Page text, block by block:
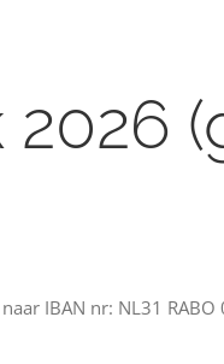
IBAN nr: NL31